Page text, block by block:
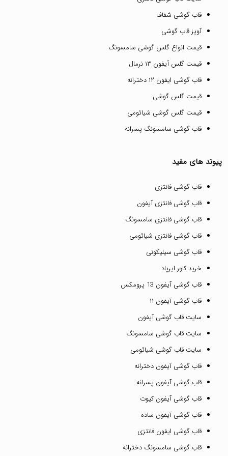
قاب گوشی شفاف
آویز قاب گوشی
قیمت انواع گلس گوشی سامسونگ
قیمت گلس آیفون ۱۳ نرمال
قاب گوشی ایفون ۱۲ دخترانه
قیمت گلس گوشی
قیمت گلس گوشی شیائومی
قاب گوشی سامسونگ پسرانه
پیوند های مفید
قاب گوشی فانتزی
قاب گوشی فانتزی آیفون
قاب گوشی فانتزی سامسونگ
قاب گوشی فانتزی شیائومی
قاب گوشی سیلیکونی
خرید کاور ایرپاد
قاب گوشی آیفون 13 پرومکس
قاب گوشی آیفون ۱۱
سایت قاب گوشی آیفون
سایت قاب گوشی سامسونگ
سایت قاب گوشی شیائومی
قاب گوشی آیفون دخترانه
قاب گوشی آیفون پسرانه
قاب گوشی آیفون کیوت
قاب گوشی آیفون ساده
قاب گوشی ایفون فانتزی
قاب گوشی سامسونگ دخترانه